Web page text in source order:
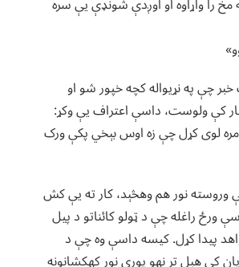
چې په نړیواله کچه خپور شو او
کې ولوست، داسې اعتراف یې وکړ:
لوی کړل چې زه اوس بېخي پکې ورک
وروسته نور هم وهڅېد، کار ته یې کش
ورځ راغله چې د ټولو کائناتو د پیل
پیدا کړل. کیسه داسې وه چې د
جریان کې هبل تر نهو پورې نور کهکشانونه